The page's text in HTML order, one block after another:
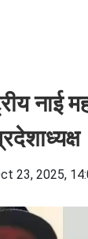
नाई
23, 2025,